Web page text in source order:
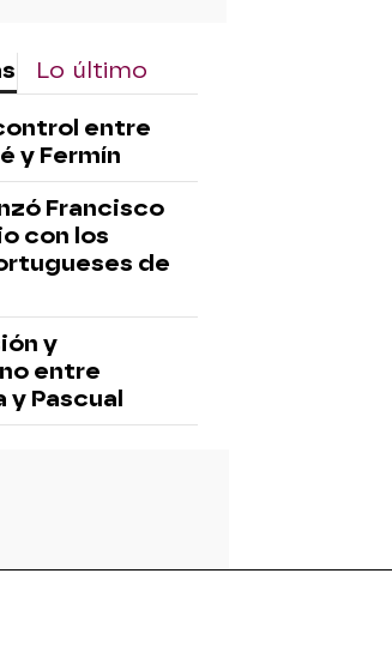
Lo último
entre
y Fermín
Francisco
con los
de
y
entre
y Pascual